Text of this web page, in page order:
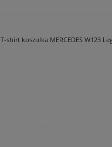
T-shirt koszulka MERCEDES W123